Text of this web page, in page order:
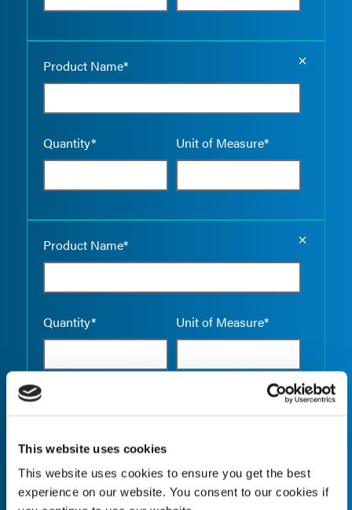
This website uses cookies
This website uses cookies to ensure you get the best
experience on our website. You consent to our cookies if
Product Name*
Quantity* Unit of Measure*
Product Name*
Quantity* Unit of Measure*
Quantity* Unit of Measure*